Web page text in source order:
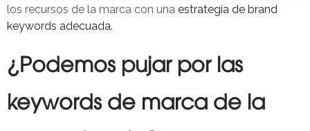
los recursos de la marca con una estrategia de brand
keywords adecuada.
¿Podemos pujar por las
keywords de marca de la